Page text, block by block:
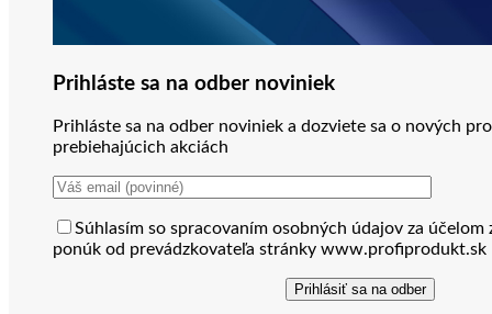
Prihláste sa na odber noviniek
Prihláste sa na odber noviniek a dozviete sa o nových
prebiehajúcich akciách
Súhlasím so spracovaním osobných údajov za účelom
ponúk od prevádzkovateľa stránky www.profiprodukt.sk